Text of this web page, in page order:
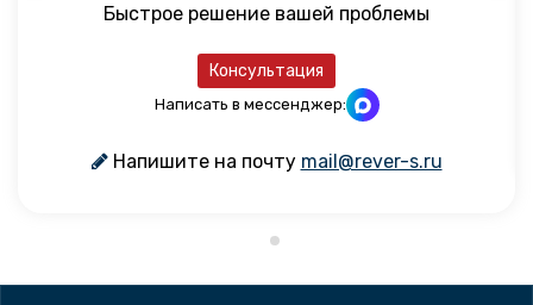
Быстрое решение вашей проблемы
Консультация
Написать в мессенджер:
Напишите на почту mail@rever-s.ru